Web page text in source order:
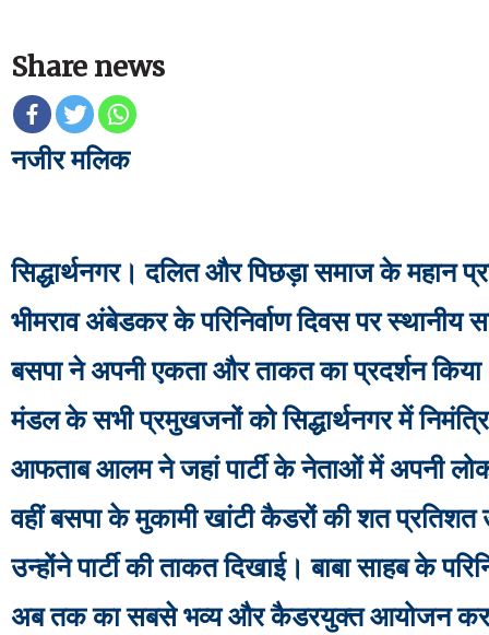
Share news
नजीर मलिक
सिद्धार्थनगर। दलित और पिछड़ा समाज के महान
भीमराव अंबेडकर के परिनिर्वाण दिवस पर स्थानीय
बसपा ने अपनी एकता और ताकत का प्रदर्शन
मंडल के सभी प्रमुखजनों को सिद्धार्थनगर में
आफताब आलम ने जहां पार्टी के नेताओं में अपनी
वहीं बसपा के मुकामी खांटी कैडरों की शत प्रतिशत
उन्होंने पार्टी की ताकत दिखाई। बाबा साहब के
अब तक का सबसे भव्य और कैडरयुक्त आयोजन